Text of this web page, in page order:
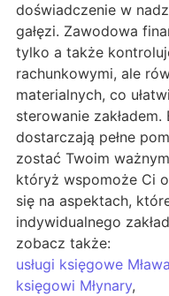
doświadczenie w
gałęzi. Zawodowa
tylko a także
rachunkowymi, ale
materialnych, co
sterowanie
dostarczają pełne
zostać Twoim
któryż wspomoże Ci
się na aspektach,
indywidualnego
zobacz także:
usługi księgowe Mława
księgowi Młynary,